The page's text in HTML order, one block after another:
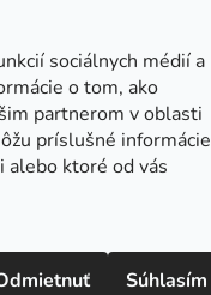
sociálnych médií a
o tom, ako
partnerom v oblasti
príslušné informácie
ktoré od vás
Súhlasím